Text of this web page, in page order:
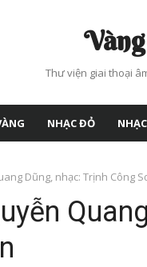
Thư viện giai thoại
NHẠC ĐỎ
Dũng, nhạc: Trịnh Công